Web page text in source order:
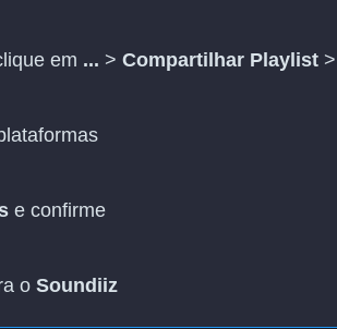
em ... > Compartilhar Playlist >
e confirme
o Soundiiz